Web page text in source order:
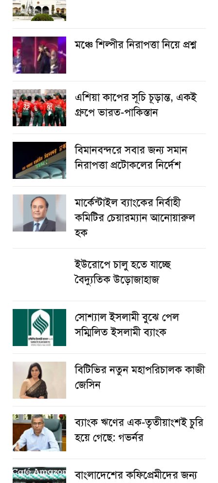
​মঞ্চে শিল্পীর নিরাপত্তা নিয়ে প্রশ্ন
এশিয়া কাপের সূচি চূড়ান্ত, একই
গ্রুপে ভারত-পাকিস্তান
বিমানবন্দরে সবার জন্য সমান
নিরাপত্তা প্রটোকলের নির্দেশ
মার্কেন্টাইল ব্যাংকের নির্বাহী
কমিটির চেয়ারম্যান আনোয়ারুল
হক
ইউরোপে চালু হতে যাচ্ছে
বৈদ্যুতিক উড়োজাহাজ
সোশ্যাল ইসলামী বুঝে পেল
সম্মিলিত ইসলামী ব্যাংক
বিটিভির নতুন মহাপরিচালক কাজী
জেসিন
ব্যাংক ঋণের এক-তৃতীয়াংশই চুরি
হয়ে গেছে: গভর্নর
বাংলাদেশের কফিপ্রেমীদের জন্য